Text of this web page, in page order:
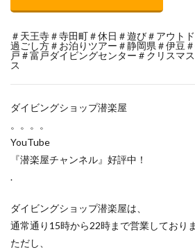
＃天王寺＃寺田町＃休日＃遊び＃アウト
過ごし方＃お泊りツアー＃静岡県＃伊豆
戸＃富戸ダイビングセンター＃クリスマ
ス
ダイビングショップ潜楽屋
。。。。
YouTube
『潜楽屋チャンネル』好評中！
.
ダイビングショップ潜楽屋は、
通常通り15時から22時まで営業しており
ただし、